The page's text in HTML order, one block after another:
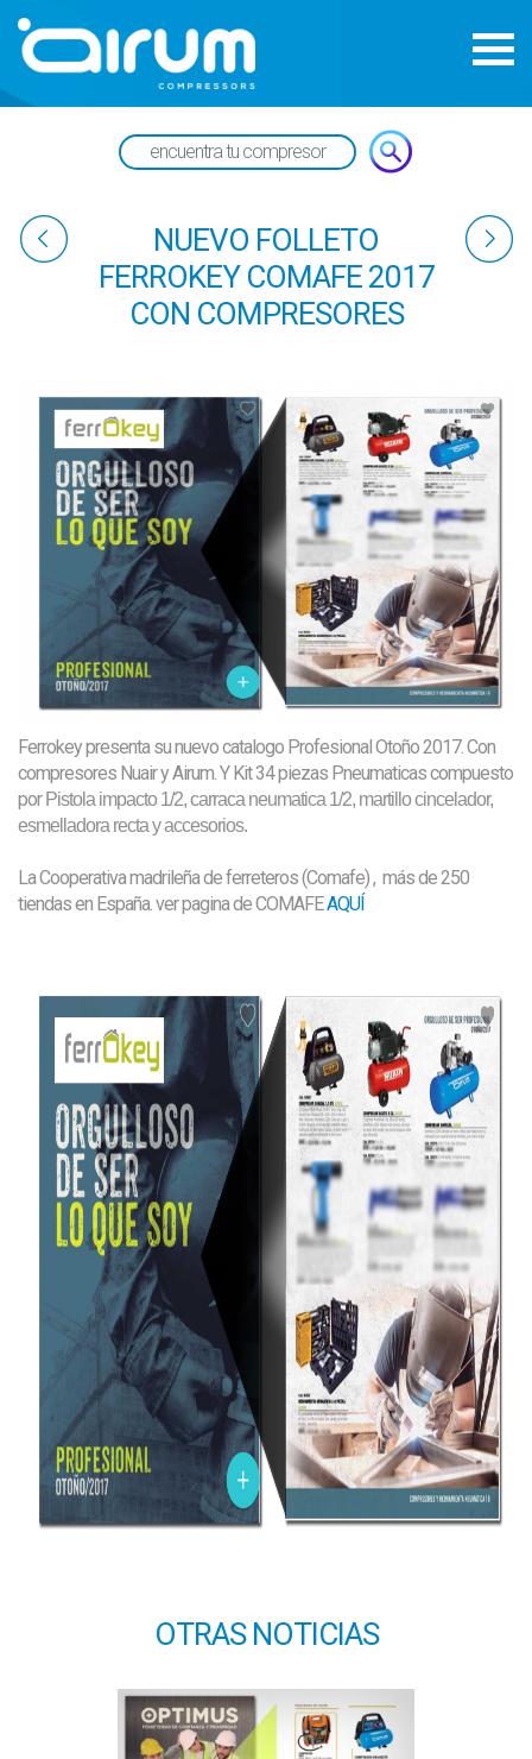
NUEVO FOLLETO
FERROKEY COMAFE 2017
CON COMPRESORES
Ferrokey presenta su nuevo catalogo Profesional Otoño 2017. Con
compresores Nuair y Airum. Y Kit 34 piezas Pneumaticas compuesto
por Pistola impacto 1/2, carraca neumatica 1/2, martillo cincelador,
esmelladora recta y accesorios.
La Cooperativa madrileña de ferreteros (Comafe) , más de 250
tiendas en España. ver pagina de COMAFEAQUÍ
OTRAS NOTICIAS